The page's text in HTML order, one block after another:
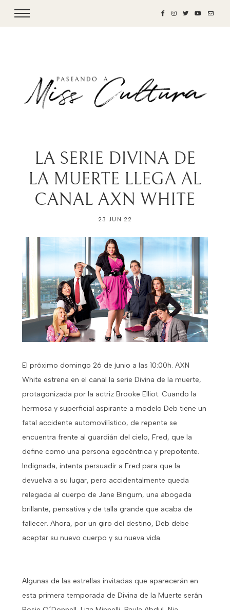
LA SERIE DIVINA DE
LA MUERTE LLEGA AL
CANAL AXN WHITE
23 JUN 22
El próximo domingo 26 de junio a las 10:00h. AXN
White estrena en el canal la serie Divina de la muerte,
protagonizada por la actriz Brooke Elliot. Cuando la
hermosa y superficial aspirante a modelo Deb tiene un
fatal accidente automovilístico, de repente se
encuentra frente al guardián del cielo, Fred, que la
define como una persona egocéntrica y prepotente.
Indignada, intenta persuadir a Fred para que la
devuelva a su lugar, pero accidentalmente queda
relegada al cuerpo de Jane Bingum, una abogada
brillante, pensativa y de talla grande que acaba de
fallecer. Ahora, por un giro del destino, Deb debe
aceptar su nuevo cuerpo y su nueva vida.
Algunas de las estrellas invitadas que aparecerán en
esta primera temporada de Divina de la Muerte serán